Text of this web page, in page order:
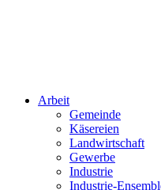
Arbeit
Gemeinde
Käsereien
Landwirtschaft
Gewerbe
Industrie
Industrie-